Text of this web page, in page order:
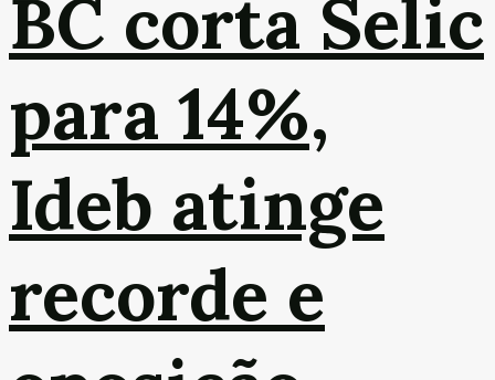
BC corta Selic
para 14%,
Ideb atinge
recorde e